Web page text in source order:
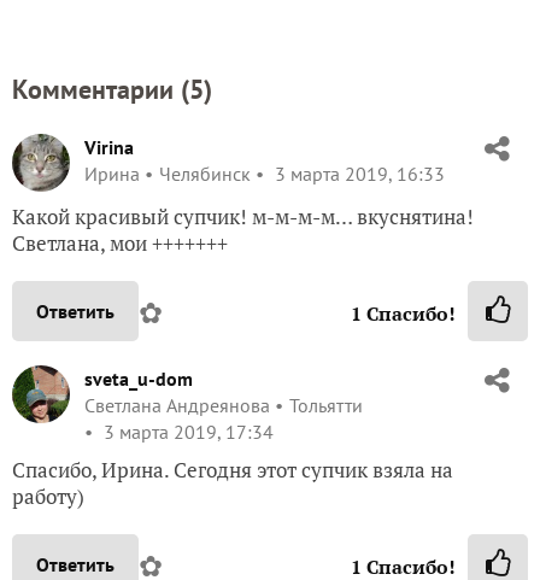
Комментарии (5)
Virina
Ирина
Челябинск 3 марта 2019, 16:33
Какой красивый супчик! м-м-м-м… вкуснятина!
Светлана, мои +++++++
Ответить ✿ 1 Спасибо!
sveta_u-dom
Светлана Андреянова
Тольятти
3 марта 2019, 17:34
Спасибо, Ирина. Сегодня этот супчик взяла на
работу)
Ответить ✿ 1 Спасибо!